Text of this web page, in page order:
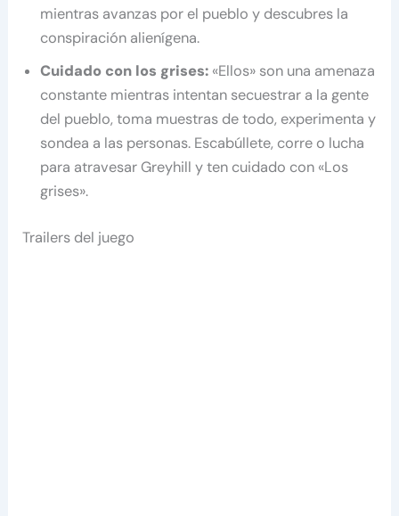
mientras avanzas por el pueblo y descubres la
conspiración alienígena.
Cuidado con los grises: «Ellos» son una amenaza
constante mientras intentan secuestrar a la gente
del pueblo, toma muestras de todo, experimenta y
sondea a las personas. Escabúllete, corre o lucha
para atravesar Greyhill y ten cuidado con «Los
grises».
Trailers del juego